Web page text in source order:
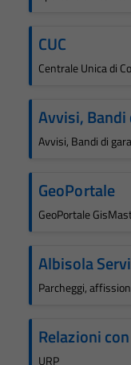
CUC
Centrale Unica di
Avvisi,
Avvisi, Bandi di
GeoPortale
GeoPortale
Albisola
Parcheggi,
Relazioni
URP